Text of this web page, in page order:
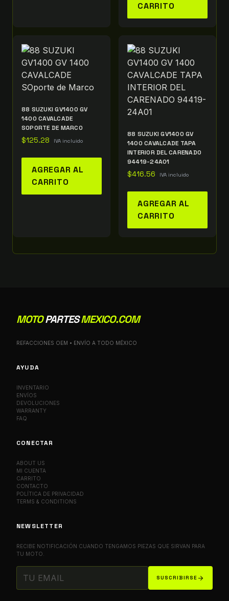
CARRITO
88 SUZUKI GV1400 GV
1400 CAVALCADE
SOPORTE DE MARCO
$125.28 IVA incluido
AGREGAR AL
CARRITO
88 SUZUKI GV1400 GV
1400 CAVALCADE TAPA
INTERIOR DEL CARENADO
94419-24A01
$416.56 IVA incluido
AGREGAR AL
CARRITO
MOTOPARTESMEXICO.COM
REFACCIONES OEM • ENVÍO A TODO MÉXICO
AYUDA
INVENTARIO
ENVÍOS
DEVOLUCIONES
WARRANTY
FAQ
CONECTAR
ABOUT US
MI CUENTA
CARRITO
CONTACTO
POLÍTICA DE PRIVACIDAD
TERMS & CONDITIONS
NEWSLETTER
RECIBE NOTIFICACIÓN CUANDO TENGAMOS PIEZAS QUE SIRVAN PARA
TU MOTO.
SUSCRIBIRSE arrow_forward